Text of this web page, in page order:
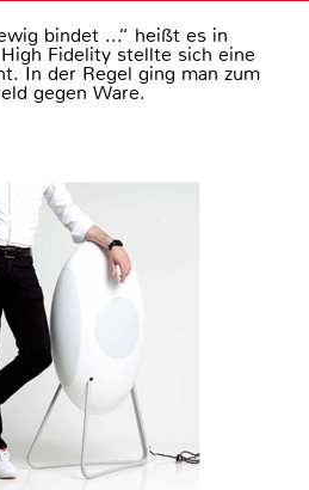
bindet ...“ heißt es in
Fidelity stellte sich eine
In der Regel ging man zum
gegen Ware.